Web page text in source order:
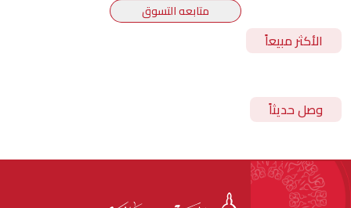
متابعه التسوق
الأكثر مبيعاً
وصل حديثاً